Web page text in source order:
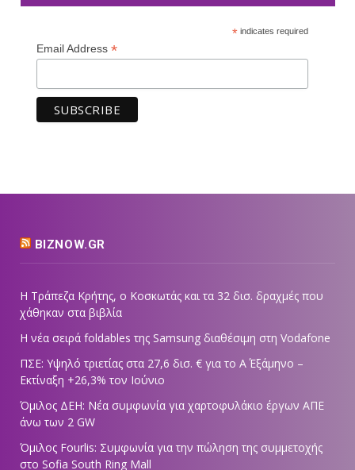
*indicates required
Email Address *
BIZNOW.GR
Η Τράπεζα Κρήτης, ο Κοσκωτάς και τα 32 δισ. δραχμές που
χάθηκαν στα βιβλία
Η νέα σειρά foldables της Samsung διαθέσιμη στη Vodafone
ΠΣΕ: Υψηλό τριετίας στα 27,6 δισ. € για το Α΄ Εξάμηνο –
Εκτίναξη +26,3% τον Ιούνιο
Όμιλος ΔΕΗ: Νέα συμφωνία για χαρτοφυλάκιο έργων ΑΠΕ
άνω των 2 GW
Όμιλος Fourlis: Συμφωνία για την πώληση της συμμετοχής
στο Sofia South Ring Mall